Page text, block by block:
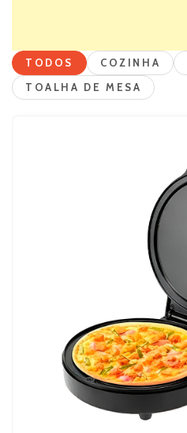
TODOS COZINHA
TOALHA DE MESA